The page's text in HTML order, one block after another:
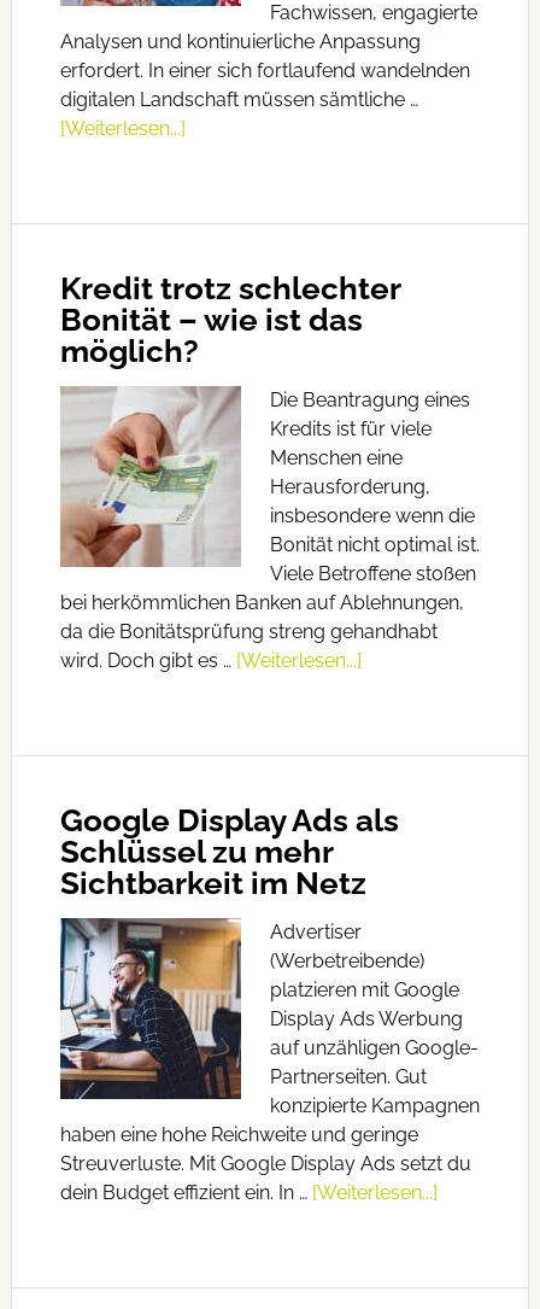
Fachwissen, engagierte
Analysen und kontinuierliche Anpassung
erfordert. In einer sich fortlaufend wandelnden
digitalen Landschaft müssen sämtliche …
[Weiterlesen...]
Kredit trotz schlechter
Bonität – wie ist das
möglich?
Die Beantragung eines
Kredits ist für viele
Menschen eine
Herausforderung,
insbesondere wenn die
Bonität nicht optimal ist.
Viele Betroffene stoßen
bei herkömmlichen Banken auf Ablehnungen,
da die Bonitätsprüfung streng gehandhabt
wird. Doch gibt es … [Weiterlesen...]
Google Display Ads als
Schlüssel zu mehr
Sichtbarkeit im Netz
Advertiser
(Werbetreibende)
platzieren mit Google
Display Ads Werbung
auf unzähligen Google-
Partnerseiten. Gut
konzipierte Kampagnen
haben eine hohe Reichweite und geringe
Streuverluste. Mit Google Display Ads setzt du
dein Budget effizient ein. In … [Weiterlesen...]